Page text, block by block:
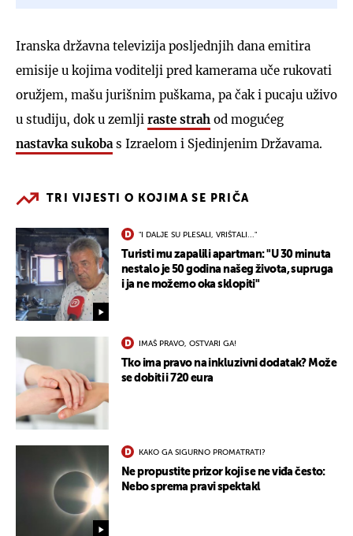
Iranska državna televizija posljednjih dana emitira
emisije u kojima voditelji pred kamerama uče rukovati
oružjem, mašu jurišnim puškama, pa čak i pucaju uživo
u studiju, dok u zemlji raste strah od mogućeg
nastavka sukoba s Izraelom i Sjedinjenim Državama.
TRI VIJESTI O KOJIMA SE PRIČA
"I DALJE SU PLESALI, VRIŠTALI..."
Turisti mu zapalili apartman: "U 30 minuta
nestalo je 50 godina našeg života, supruga
i ja ne možemo oka sklopiti"
IMAŠ PRAVO, OSTVARI GA!
Tko ima pravo na inkluzivni dodatak? Može
se dobiti i 720 eura
KAKO GA SIGURNO PROMATRATI?
Ne propustite prizor koji se ne viđa često:
Nebo sprema pravi spektakl